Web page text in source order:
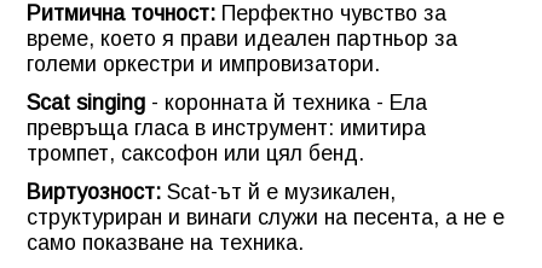
Ритмична точност: Перфектно чувство за
време, което я прави идеален партньор за
големи оркестри и импровизатори.
Scat singing - коронната й техника - Ела
превръща гласа в инструмент: имитира
тромпет, саксофон или цял бенд.
Виртуозност: Scat-ът й е музикален,
структуриран и винаги служи на песента, а не е
само показване на техника.